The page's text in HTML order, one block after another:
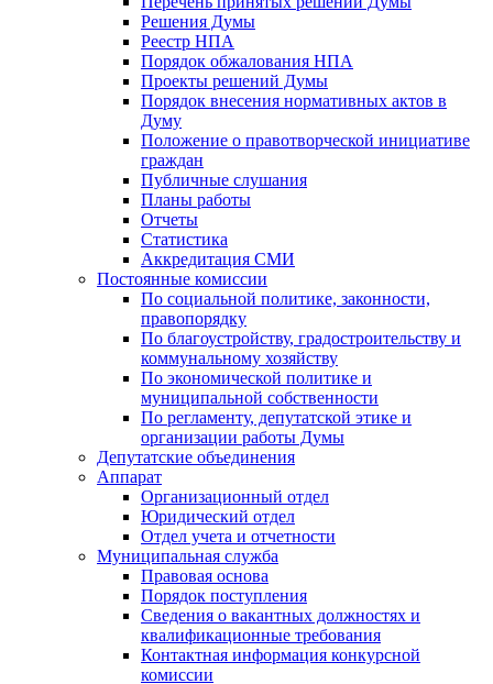
Решения Думы
Реестр НПА
Порядок обжалования НПА
Проекты решений Думы
Порядок внесения нормативных актов в
Думу
Положение о правотворческой инициативе
граждан
Публичные слушания
Планы работы
Отчеты
Статистика
Аккредитация СМИ
Постоянные комиссии
По социальной политике, законности,
правопорядку
По благоустройству, градостроительству и
коммунальному хозяйству
По экономической политике и
муниципальной собственности
По регламенту, депутатской этике и
организации работы Думы
Депутатские объединения
Аппарат
Организационный отдел
Юридический отдел
Отдел учета и отчетности
Муниципальная служба
Правовая основа
Порядок поступления
Сведения о вакантных должностях и
квалификационные требования
Контактная информация конкурсной
комиссии